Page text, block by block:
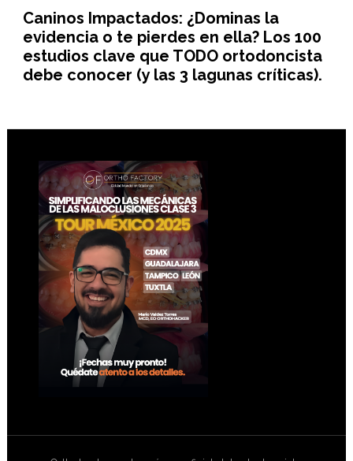
Caninos Impactados: ¿Dominas la
evidencia o te pierdes en ella? Los 100
estudios clave que TODO ortodoncista
debe conocer (y las 3 lagunas críticas).
Footer